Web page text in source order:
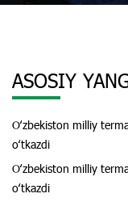
ASOSIY
Oʻzbekiston milliy
oʻtkazdi
Oʻzbekiston milliy
oʻtkazdi